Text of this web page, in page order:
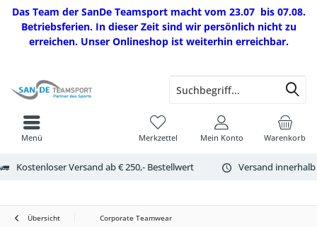
Das Team der SanDe Teamsport macht vom 23.07 bis 07.08.
Betriebsferien. In dieser Zeit sind wir persönlich nicht zu
erreichen. Unser Onlineshop ist weiterhin erreichbar.
Kostenloser Versand ab € 250,- Bestellwert Versand
Warenkorb
Merkzettel Mein Konto
Menü
Übersicht Corporate Teamwear